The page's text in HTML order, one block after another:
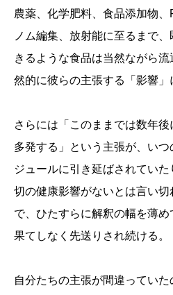
農薬、化学肥料、食品添加物
ノム編集、放射能に至るまで
きるような食品は当然ながら
然的に彼らの主張する「影響」
さらには「このままでは数年
多発する」という主張が、い
ジュールに引き延ばされてい
切の健康影響がないとは言い
で、ひたすらに解釈の幅を薄
果てしなく先送りされ続ける。
自分たちの主張が間違ってい